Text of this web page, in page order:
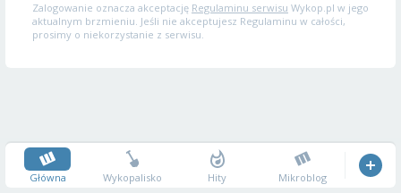
Zalogowanie oznacza akceptację Regulaminu serwisu Wykop.pl w jego
aktualnym brzmieniu. Jeśli nie akceptujesz Regulaminu w całości,
prosimy o niekorzystanie z serwisu.
Główna Wykopalisko Hity Mikroblog